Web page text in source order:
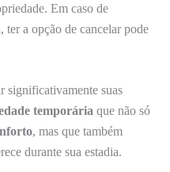
Em caso de
ter a opção de cancelar pode
significativamente suas
temporária que não só
, mas que também
durante sua estadia.